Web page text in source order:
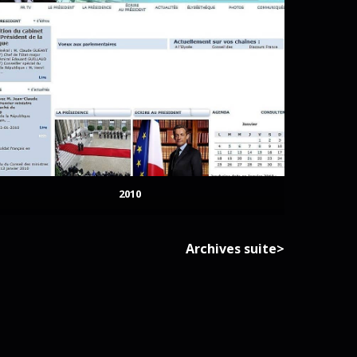
2010
Archives suite>